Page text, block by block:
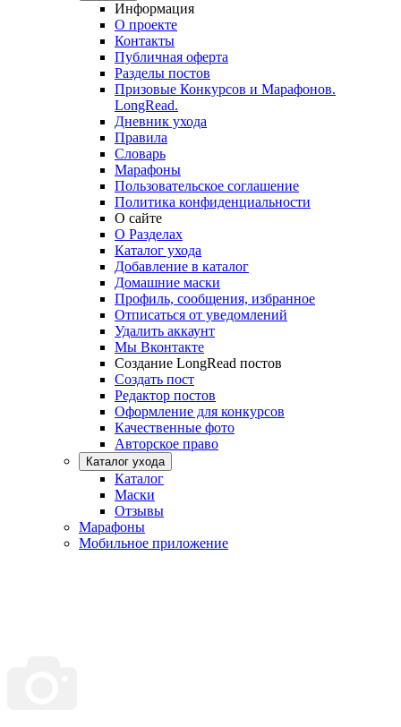
Информация
О проекте
Контакты
Публичная оферта
Разделы постов
Призовые Конкурсов и Марафонов.
LongRead.
Дневник ухода
Правила
Словарь
Марафоны
Пользовательское соглашение
Политика конфиденциальности
О сайте
О Разделах
Каталог ухода
Добавление в каталог
Домашние маски
Профиль, сообщения, избранное
Отписаться от уведомлений
Удалить аккаунт
Мы Вконтакте
Создание LongRead постов
Создать пост
Редактор постов
Оформление для конкурсов
Качественные фото
Авторское право
Каталог ухода
Каталог
Маски
Отзывы
Марафоны
Мобильное приложение